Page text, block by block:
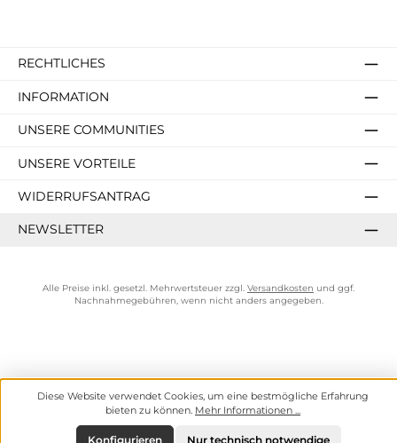
RECHTLICHES
INFORMATION
UNSERE COMMUNITIES
UNSERE VORTEILE
WIDERRUFSANTRAG
NEWSLETTER
Alle Preise inkl. gesetzl. Mehrwertsteuer zzgl. Versandkosten und ggf.
Nachnahmegebühren, wenn nicht anders angegeben.
Diese Website verwendet Cookies, um eine bestmögliche Erfahrung
bieten zu können. Mehr Informationen ...
Nur technisch notwendige
Konfigurieren